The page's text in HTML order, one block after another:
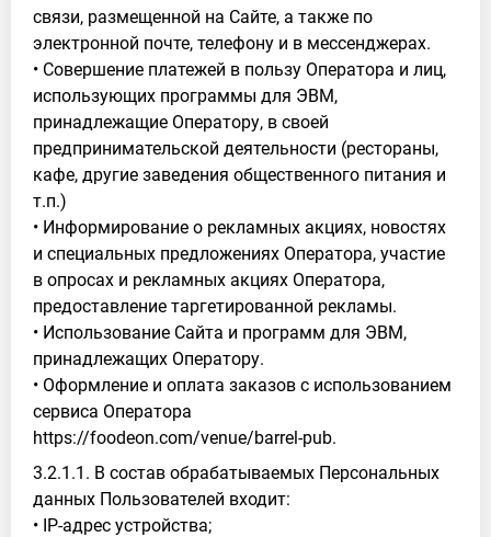
связи, размещенной на Сайте, а также по
электронной почте, телефону и в мессенджерах.
• Совершение платежей в пользу Оператора и лиц,
использующих программы для ЭВМ,
принадлежащие Оператору, в своей
предпринимательской деятельности (рестораны,
кафе, другие заведения общественного питания и
т.п.)
• Информирование о рекламных акциях, новостях
и специальных предложениях Оператора, участие
в опросах и рекламных акциях Оператора,
предоставление таргетированной рекламы.
• Использование Сайта и программ для ЭВМ,
принадлежащих Оператору.
• Оформление и оплата заказов с использованием
сервиса Оператора
https://foodeon.com/venue/barrel-pub.
3.2.1.1. В состав обрабатываемых Персональных
данных Пользователей входит:
• IP-адрес устройства;